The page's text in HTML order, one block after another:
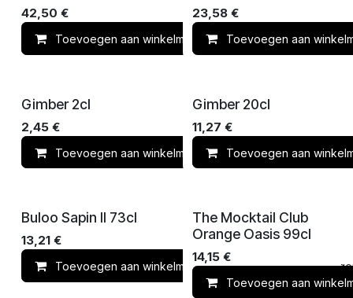
42,50 €
Toevoegen aan winkelmandje
23,58€
Toevoegen aan
Gimber 2cl
2,45 €
Toevoegen aan winkelmandje
Gimber 20cl
11,27 €
Toevoegen aan
Buloo Sapin II 73cl
13,21 €
Toevoegen aan winkelmandje
The Mocktail Club
Orange Oasis 99cl
14,15€
Toevoegen aan